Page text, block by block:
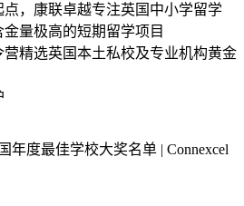
点，康联卓越专注英国中小学留学
量极高的短期留学项目
营精选英国本土私校及专业机构黄金
年度最佳学校大奖名单 | Connexcel